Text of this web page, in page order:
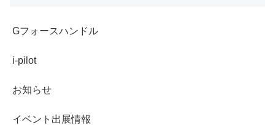
Gフォースハンドル
i-pilot
お知らせ
イベント出展情報